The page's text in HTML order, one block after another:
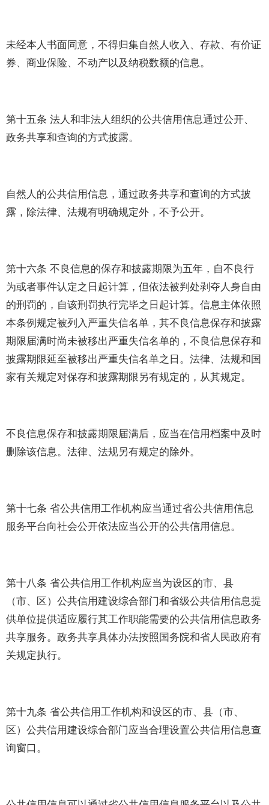
未经本人书面同意，不得归集自然人收入、存款、有价证
券、商业保险、不动产以及纳税数额的信息。
第十五条 法人和非法人组织的公共信用信息通过公开、
政务共享和查询的方式披露。
自然人的公共信用信息，通过政务共享和查询的方式披
露，除法律、法规有明确规定外，不予公开。
第十六条 不良信息的保存和披露期限为五年，自不良行
为或者事件认定之日起计算，但依法被判处剥夺人身自由
的刑罚的，自该刑罚执行完毕之日起计算。信息主体依照
本条例规定被列入严重失信名单，其不良信息保存和披露
期限届满时尚未被移出严重失信名单的，不良信息保存和
披露期限延至被移出严重失信名单之日。法律、法规和国
家有关规定对保存和披露期限另有规定的，从其规定。
不良信息保存和披露期限届满后，应当在信用档案中及时
删除该信息。法律、法规另有规定的除外。
第十七条 省公共信用工作机构应当通过省公共信用信息
服务平台向社会公开依法应当公开的公共信用信息。
第十八条 省公共信用工作机构应当为设区的市、县
（市、区）公共信用建设综合部门和省级公共信用信息提
供单位提供适应履行其工作职能需要的公共信用信息政务
共享服务。政务共享具体办法按照国务院和省人民政府有
关规定执行。
第十九条 省公共信用工作机构和设区的市、县（市、
区）公共信用建设综合部门应当合理设置公共信用信息查
询窗口。